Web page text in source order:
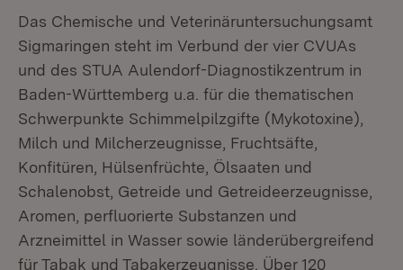
Das Chemische und Veterinäruntersuchungsamt
Sigmaringen steht im Verbund der vier CVUAs
und des STUA Aulendorf-Diagnostikzentrum in
Baden-Württemberg u.a. für die thematischen
Schwerpunkte Schimmelpilzgifte (Mykotoxine),
Milch und Milcherzeugnisse, Fruchtsäfte,
Konfitüren, Hülsenfrüchte, Ölsaaten und
Schalenobst, Getreide und Getreideerzeugnisse,
Aromen, perfluorierte Substanzen und
Arzneimittel in Wasser sowie länderübergreifend
für Tabak und Tabakerzeugnisse. Über 120